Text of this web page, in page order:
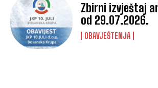
Zbirni izvještaj
od 29.07.2026.
OBAVJEŠTENJA